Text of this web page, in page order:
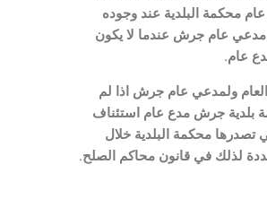
محكمة البلدية عند وجوده
مدعي عام جرش عندما لا يكون
عام.
ولمدعي عام جرش اذا لم
بلدية جرش مدع عام استئناف
تصدرها محكمة البلدية خلال
لذلك في قانون محاكم الصلح.